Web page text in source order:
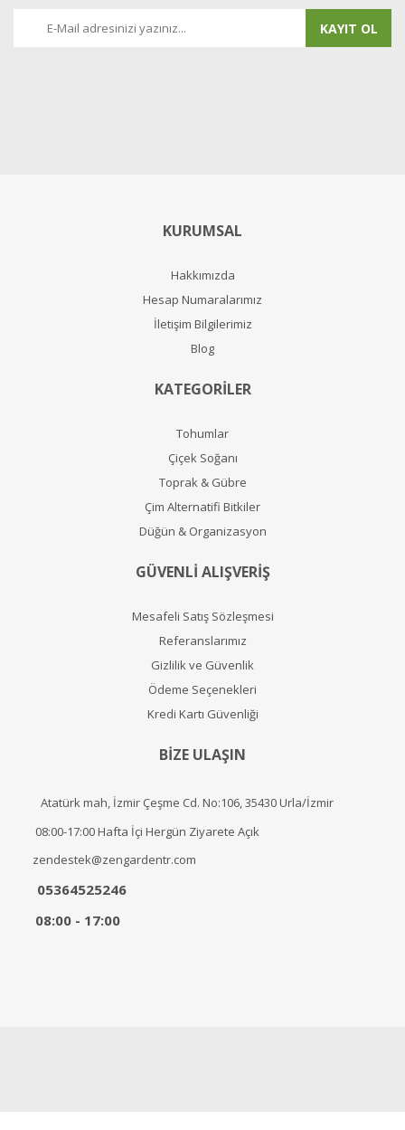
KAYIT OL
KURUMSAL
Hakkımızda
Hesap Numaralarımız
İletişim Bilgilerimiz
Blog
KATEGORİLER
Tohumlar
Çiçek Soğanı
Toprak & Gübre
Çim Alternatifi Bitkiler
Düğün & Organizasyon
GÜVENLİ ALIŞVERİŞ
Mesafeli Satış Sözleşmesi
Referanslarımız
Gizlilik ve Güvenlik
Ödeme Seçenekleri
Kredi Kartı Güvenliği
BİZE ULAŞIN
Atatürk mah, İzmir Çeşme Cd. No:106, 35430 Urla/İzmir
08:00-17:00 Hafta İçi Hergün Ziyarete Açık
zendestek@zengardentr.com
05364525246
08:00 - 17:00